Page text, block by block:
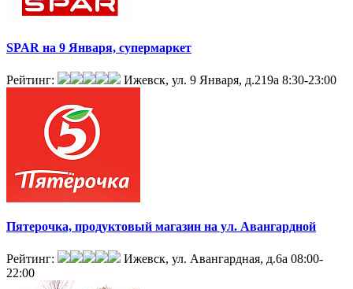
SPAR на 9 Января, супермаркет
Рейтинг: Ижевск, ул. 9 Января, д.219а 8:30-23:00
Пятерочка, продуктовый магазин на ул. Авангардной
Рейтинг: Ижевск, ул. Авангардная, д.6а 08:00-
22:00